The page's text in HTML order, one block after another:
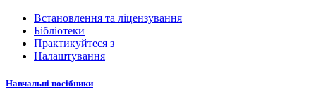
Встановлення та ліцензування
Бібліотеки
Практикуйтеся з
Налаштування
Навчальні посібники